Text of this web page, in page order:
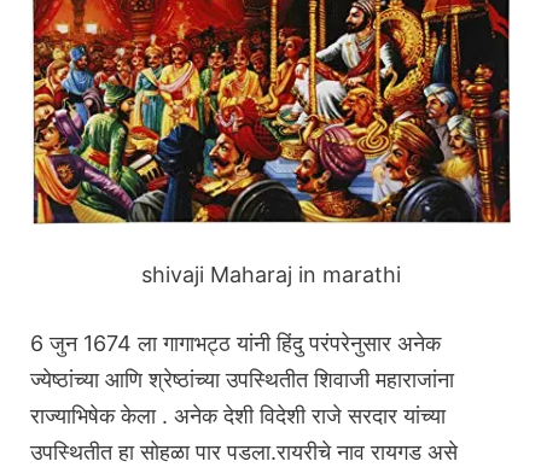
shivaji Maharaj in marathi
6 जुन 1674 ला गागाभट्ठ यांनी हिंदु परंपरेनुसार अनेक
ज्येष्ठांच्या आणि श्रेष्ठांच्या उपस्थितीत शिवाजी महाराजांना
राज्याभिषेक केला . अनेक देशी विदेशी राजे सरदार यांच्या
उपस्थितीत हा सोहळा पार पडला.रायरीचे नाव रायगड असे